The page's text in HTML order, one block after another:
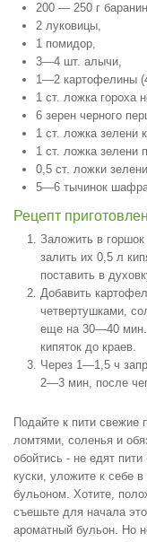
200 — 250 г
2 луковицы,
1 помидор,
3—4 шт. алычи,
1—2 картофелины
1 ст. ложка гороха
6 зерен черного
1 ст. ложка зелени
1 ст. ложка зелени
0,5 ст. ложки
5—6 тычинок
Рецепт
Заложить в
залить их 0,5 л
поставить в
Добавить
четвертушками,
еще на 30—40
кипяток до краев.
Через 1—1,5 ч
2—3 мин, после
Подайте к пити свежие
ломтями, соленья и
обойтись - не едят
куски, уложите к себе
бульоном. Хотите,
съешьте для начала
ароматный бульон. Но